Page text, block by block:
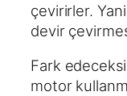
çevirirler.
devir
Fark
motor